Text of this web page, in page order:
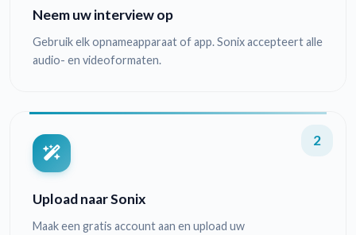
Neem uw interview op
Gebruik elk opnameapparaat of app. Sonix accepteert alle
audio- en videoformaten.
2
Upload naar Sonix
Maak een gratis account aan en upload uw